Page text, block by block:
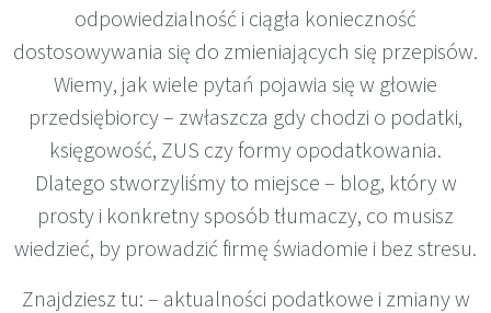
odpowiedzialność i ciągła konieczność
dostosowywania się do zmieniających się przepisów.
Wiemy, jak wiele pytań pojawia się w głowie
przedsiębiorcy – zwłaszcza gdy chodzi o podatki,
księgowość, ZUS czy formy opodatkowania.
Dlatego stworzyliśmy to miejsce – blog, który w
prosty i konkretny sposób tłumaczy, co musisz
wiedzieć, by prowadzić firmę świadomie i bez stresu.
Znajdziesz tu: – aktualności podatkowe i zmiany w